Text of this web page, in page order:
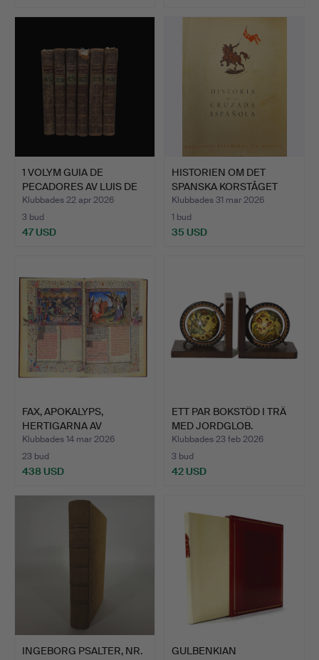
1 VOLYM GUIA DE
PECADORES AV LUIS DE
GRANA…
Klubbades 22 apr 2026
3 bud
47 USD
HISTORIEN OM DET
SPANSKA KORSTÅGET
(SPANSK…
Klubbades 31 mar 2026
1 bud
35 USD
FAX, APOKALYPS,
HERTIGARNA AV
SAVOJEN OCH …
Klubbades 14 mar 2026
23 bud
438 USD
ETT PAR BOKSTÖD I TRÄ
MED JORDGLOB.
Klubbades 23 feb 2026
3 bud
42 USD
INGEBORG PSALTER, NR.
GULBENKIAN